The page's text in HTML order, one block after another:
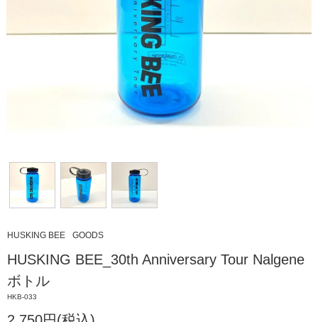
HUSKING BEE GOODS
HUSKING BEE_30th Anniversary Tour Nalgene
ボトル
HKB-033